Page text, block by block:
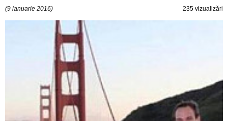
(9 ianuarie 2016) 235 vizualizări